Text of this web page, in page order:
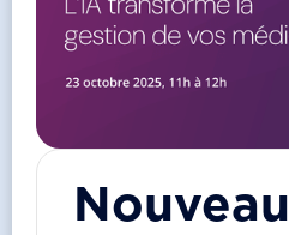
Nouveau